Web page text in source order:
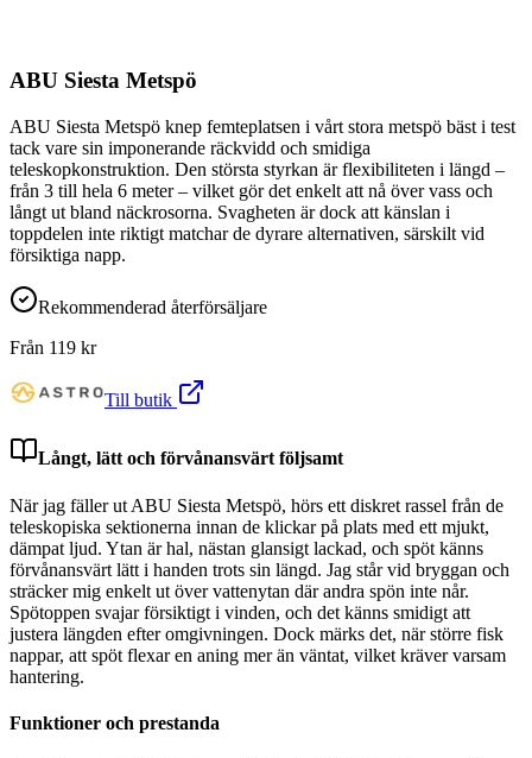
ABU Siesta Metspö
ABU Siesta Metspö knep femteplatsen i vårt stora metspö bäst i test
tack vare sin imponerande räckvidd och smidiga
teleskopkonstruktion. Den största styrkan är flexibiliteten i längd –
från 3 till hela 6 meter – vilket gör det enkelt att nå över vass och
långt ut bland näckrosorna. Svagheten är dock att känslan i
toppdelen inte riktigt matchar de dyrare alternativen, särskilt vid
försiktiga napp.
Rekommenderad återförsäljare
Från 119 kr
Till butik
Långt, lätt och förvånansvärt följsamt
När jag fäller ut ABU Siesta Metspö, hörs ett diskret rassel från de
teleskopiska sektionerna innan de klickar på plats med ett mjukt,
dämpat ljud. Ytan är hal, nästan glansigt lackad, och spöt känns
förvånansvärt lätt i handen trots sin längd. Jag står vid bryggan och
sträcker mig enkelt ut över vattenytan där andra spön inte når.
Spötoppen svajar försiktigt i vinden, och det känns smidigt att
justera längden efter omgivningen. Dock märks det, när större fisk
nappar, att spöt flexar en aning mer än väntat, vilket kräver varsam
hantering.
Funktioner och prestanda